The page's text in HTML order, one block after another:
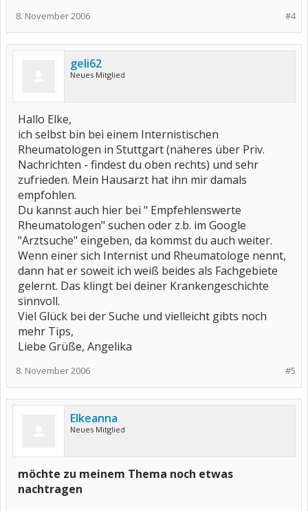
#4
8. November 2006
geli62
Neues Mitglied
Hallo Elke,
ich selbst bin bei einem Internistischen
Rheumatologen in Stuttgart (näheres über Priv.
Nachrichten - findest du oben rechts) und sehr
zufrieden. Mein Hausarzt hat ihn mir damals
empfohlen.
Du kannst auch hier bei " Empfehlenswerte
Rheumatologen" suchen oder z.b. im Google
"Arztsuche" eingeben, da kommst du auch weiter.
Wenn einer sich Internist und Rheumatologe nennt,
dann hat er soweit ich weiß beides als Fachgebiete
gelernt. Das klingt bei deiner Krankengeschichte
sinnvoll.
Viel Glück bei der Suche und vielleicht gibts noch
mehr Tips,
Liebe Grüße, Angelika
#5
8. November 2006
Elkeanna
Neues Mitglied
möchte zu meinem Thema noch etwas
nachtragen